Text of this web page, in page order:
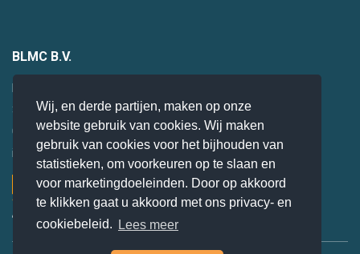
Wij, en derde partijen, maken op onze
website gebruik van cookies. Wij maken
gebruik van cookies voor het bijhouden van
statistieken, om voorkeuren op te slaan en
voor marketingdoeleinden. Door op akkoord
te klikken gaat u akkoord met ons privacy- en
cookiebeleid.
Lees meer
BLMC B.V.
3871 KM Hoevelaken
085 0 47 94 28
info@blmc.nl